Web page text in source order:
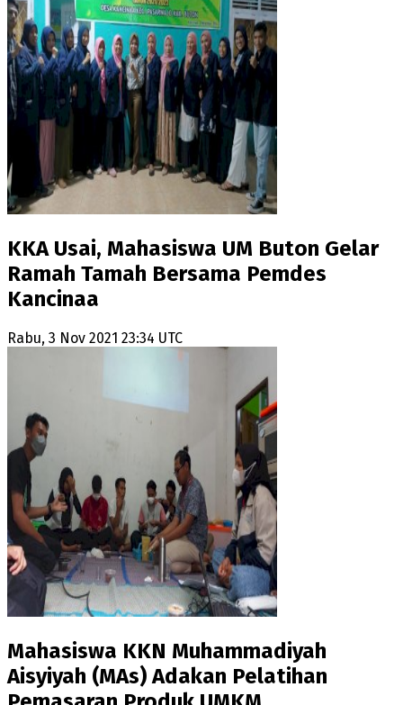
KKA Usai, Mahasiswa UM Buton Gelar
Ramah Tamah Bersama Pemdes
Kancinaa
Rabu, 3 Nov 2021 23:34 UTC
Mahasiswa KKN Muhammadiyah
Aisyiyah (MAs) Adakan Pelatihan